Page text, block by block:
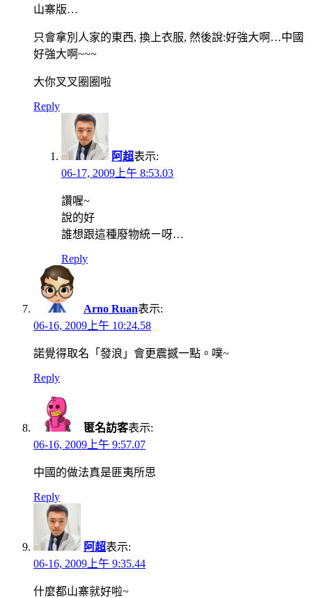
山寨版…
只會拿別人家的東西, 換上衣服, 然後說:好強大啊…中國
好強大啊~~~
大你叉叉圈圈啦
Reply
阿超表示:
06-17, 2009上午 8:53.03
讚喔~
說的好
誰想跟這種廢物統ㄧ呀…
Reply
Arno Ruan表示:
06-16, 2009上午 10:24.58
諾覺得取名「發浪」會更震撼一點。噗~
Reply
匿名訪客表示:
06-16, 2009上午 9:57.07
中國的做法真是匪夷所思
Reply
阿超表示:
06-16, 2009上午 9:35.44
什麼都山寨就好啦~